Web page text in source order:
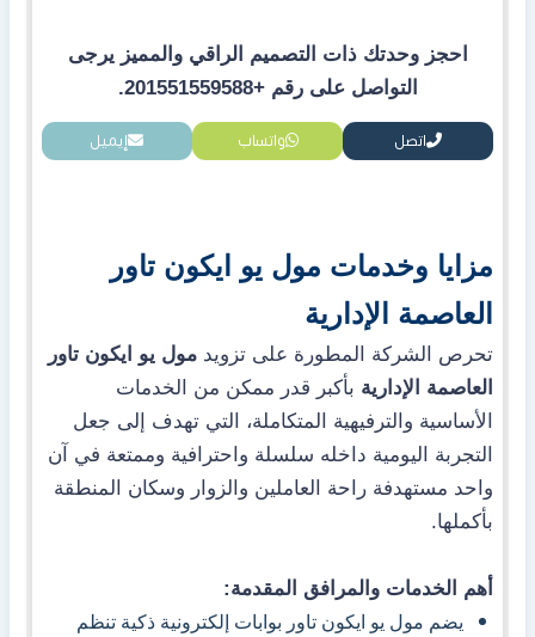
احجز وحدتك ذات التصميم الراقي والمميز يرجى
التواصل على رقم +201551559588.
اتصل واتساب إيميل
مزايا وخدمات مول يو ايكون تاور
العاصمة الإدارية
تحرص الشركة المطورة على تزويد مول يو ايكون تاور
العاصمة الإدارية بأكبر قدر ممكن من الخدمات
الأساسية والترفيهية المتكاملة، التي تهدف إلى جعل
التجربة اليومية داخله سلسلة واحترافية وممتعة في آن
واحد مستهدفة راحة العاملين والزوار وسكان المنطقة
بأكملها.
أهم الخدمات والمرافق المقدمة:
يضم مول يو ايكون تاور بوابات إلكترونية ذكية تنظم